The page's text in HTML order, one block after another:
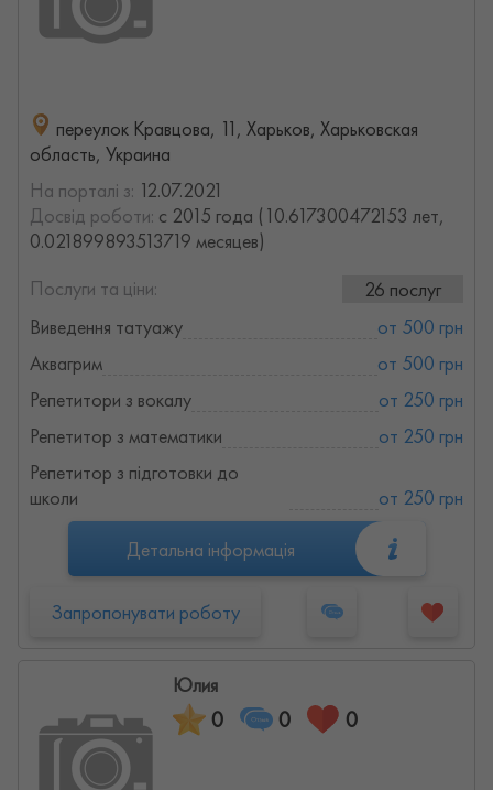
переулок Кравцова, 11, Харьков, Харьковская
область, Украина
На порталі з: 12.07.2021
Досвід роботи: с 2015 года (10.617300472153 лет,
0.021899893513719 месяцев)
Послуги та ціни:
26 послуг
Виведення татуажу
от 500 грн
Аквагрим
от 500 грн
Репетитори з вокалу
от 250 грн
Репетитор з математики
от 250 грн
Репетитор з підготовки до
школи
от 250 грн
Детальна інформація
Запропонувати роботу
Юлия
0 0 0